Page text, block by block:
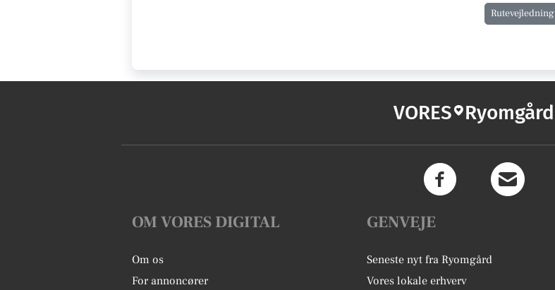
Rutevejledning
VORES Ryomgård
OM VORES DIGITAL
Om os
For annoncører
GENVEJE
Seneste nyt fra Ryomgård
Vores lokale erhverv